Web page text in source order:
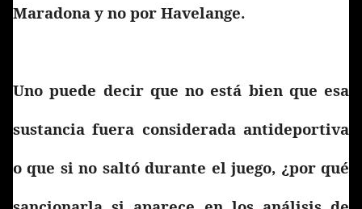
Maradona y no por Havelange.
Uno puede decir que no está bien que esa
sustancia fuera considerada antideportiva
o que si no saltó durante el juego, ¿por qué